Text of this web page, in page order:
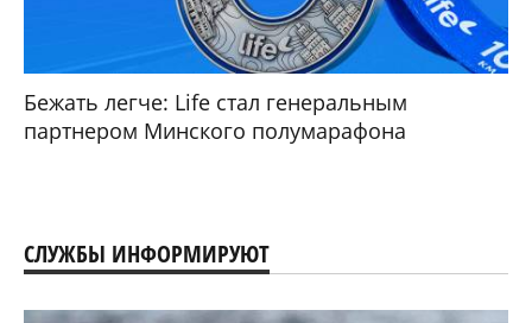
Бежать легче: Life стал генеральным
партнером Минского полумарафона
СЛУЖБЫ ИНФОРМИРУЮТ